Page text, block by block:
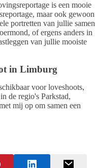
is een mooie
maar ook gewoon
portretten van jullie samen
of ergens anders in
van jullie mooiste
in Limburg
voor loveshoots,
de regio's Parkstad,
mij op om samen een